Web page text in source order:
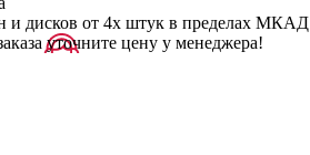
и дисков от 4х штук в пределах МКАД
уточните цену у менеджера!